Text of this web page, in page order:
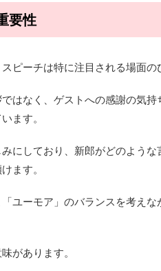
要性
ピーチは特に注目される場面の
はなく、ゲストへの感謝の気
ます。
にしており、新郎がどのような
ます。
ユーモア」のバランスを考え
があります。